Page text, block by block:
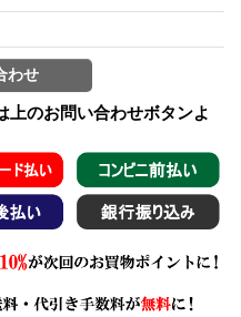
のお問い合わせボタンよ